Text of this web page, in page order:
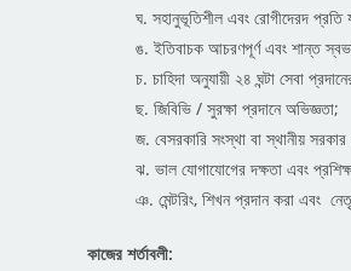
ঘ. সহানুভূতিশীল এবং রোগীদেরদ
ঙ. ইতিবাচক আচরণপূর্ণ এবং শান্ত
চ. চাহিদা অনুযায়ী ২৪ ঘন্টা সেবা
ছ. জিবিভি / সুরক্ষা প্রদানে অভিজ্ঞতা;
জ. বেসরকারি সংস্থা বা স্থানীয়
ঝ. ভাল যোগাযোগের দক্ষতা এবং
ঞ. মেন্টরিং, শিখন প্রদান করা এবং
কাজের শর্তাবলী: